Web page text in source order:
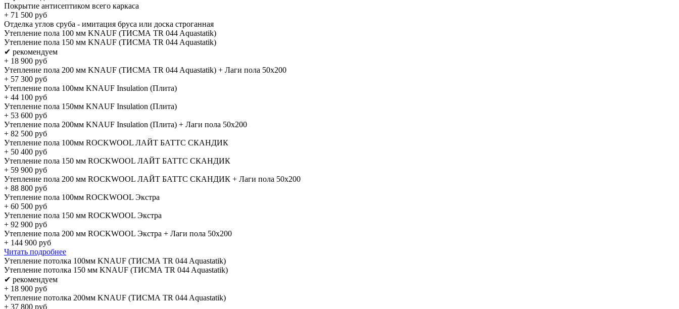
Покрытие антисептиком всего каркаса
+ 71 500 руб
Отделка углов сруба - имитация бруса или доска строганная
Утепление пола 100 мм KNAUF (ТИСМА TR 044 Aquastatik)
Утепление пола 150 мм KNAUF (ТИСМА TR 044 Aquastatik)
✔ рекомендуем
+ 18 900 руб
Утепление пола 200 мм KNAUF (ТИСМА TR 044 Aquastatik) + Лаги пола 50х200
+ 57 300 руб
Утепление пола 100мм KNAUF Insulation (Плита)
+ 44 100 руб
Утепление пола 150мм KNAUF Insulation (Плита)
+ 53 600 руб
Утепление пола 200мм KNAUF Insulation (Плита) + Лаги пола 50х200
+ 82 500 руб
Утепление пола 100мм ROCKWOOL ЛАЙТ БАТТС СКАНДИК
+ 50 400 руб
Утепление пола 150 мм ROCKWOOL ЛАЙТ БАТТС СКАНДИК
+ 59 900 руб
Утепление пола 200 мм ROCKWOOL ЛАЙТ БАТТС СКАНДИК + Лаги пола 50х200
+ 88 800 руб
Утепление пола 100мм ROCKWOOL Экстра
+ 60 500 руб
Утепление пола 150 мм ROCKWOOL Экстра
+ 92 900 руб
Утепление пола 200 мм ROCKWOOL Экстра + Лаги пола 50х200
+ 144 900 руб
Читать подробнее
Утепление потолка 100мм KNAUF (ТИСМА TR 044 Aquastatik)
Утепление потолка 150 мм KNAUF (ТИСМА TR 044 Aquastatik)
✔ рекомендуем
+ 18 900 руб
Утепление потолка 200мм KNAUF (ТИСМА TR 044 Aquastatik)
+ 37 800 руб